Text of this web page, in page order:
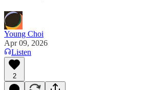
Young Choi
Apr 09, 2026
Listen
2